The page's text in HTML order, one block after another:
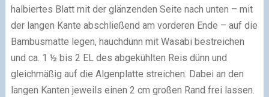
halbiertes Blatt mit der glänzenden Seite nach unten – mit
der langen Kante abschließend am vorderen Ende – auf die
Bambusmatte legen, hauchdünn mit Wasabi bestreichen
und ca. 1 ½ bis 2 EL des abgekühlten Reis dünn und
gleichmäßig auf die Algenplatte streichen. Dabei an den
langen Kanten jeweils einen 2 cm großen Rand frei lassen.